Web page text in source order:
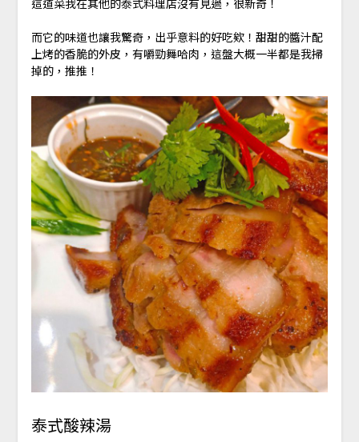
這道菜我在其他的泰式料理店沒有見過，很新奇！
而它的味道也讓我驚奇，出乎意料的好吃欸！甜甜的醬汁配
上烤的香脆的外皮，有嚼勁舞哈肉，這盤大概一半都是我掃
掉的，推推！
泰式酸辣湯